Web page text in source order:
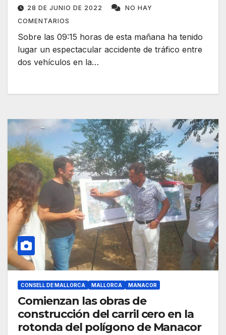
28 DE JUNIO DE 2022
NO HAY
COMENTARIOS
Sobre las 09:15 horas de esta mañana ha tenido
lugar un espectacular accidente de tráfico entre
dos vehículos en la…
CONSELL DE MALLORCA MALLORCA MANACOR
Comienzan las obras de
construcción del carril cero en la
rotonda del polígono de Manacor